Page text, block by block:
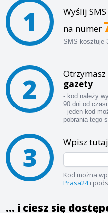
1 Wyślij
na numer
SMS kosztuje
2 Otrzymasz
gazety
- kod należy
90 dni od
- jeden kod
pobrania tego
3 Wpisz
Kod można
Prasa24i
... i ciesz się